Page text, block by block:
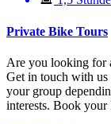
Private Bike Tours
Are you looking for
Get in touch with us
your group
interests. Book